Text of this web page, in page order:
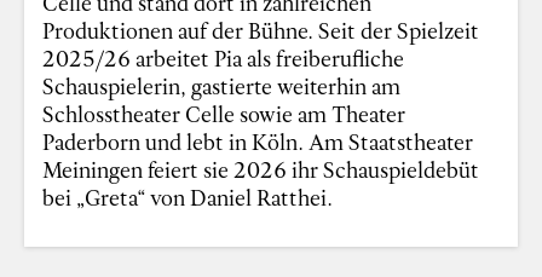
Produktionen auf der Bühne. Seit der Spielzeit
2025/26 arbeitet Pia als freiberufliche
Schauspielerin, gastierte weiterhin am
Schlosstheater Celle sowie am Theater
Paderborn und lebt in Köln. Am Staatstheater
Meiningen feiert sie 2026 ihr Schauspieldebüt
bei „Greta“ von Daniel Ratthei.